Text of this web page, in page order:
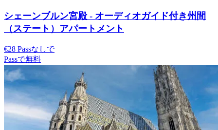
シェーンブルン宮殿 - オーディオガイド付き州間
（ステート）アパートメント
€28 Passなしで
Passで無料